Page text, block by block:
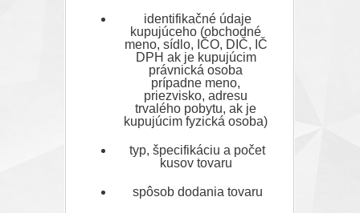
identifikačné údaje
kupujúceho (obchodné
meno, sídlo, IČO, DIČ, IČ
DPH ak je kupujúcim
právnická osoba
prípadne meno,
priezvisko, adresu
trvalého pobytu, ak je
kupujúcim fyzická osoba)
typ, špecifikáciu a počet
kusov tovaru
spôsob dodania tovaru